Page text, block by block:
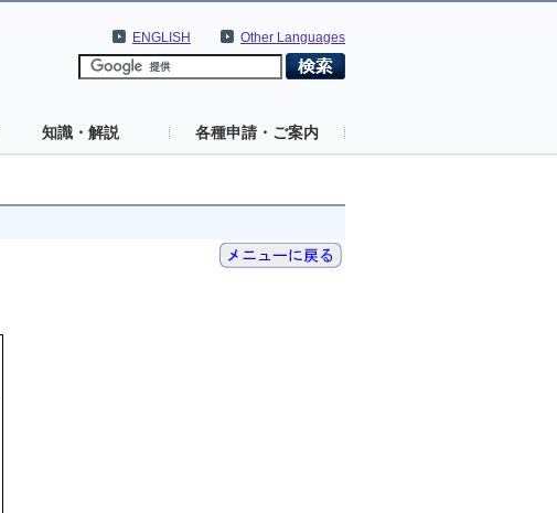
Other Languages
ENGLISH
知識・解説 各種申請・ご案内